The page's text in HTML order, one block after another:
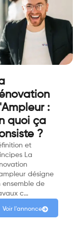
:
quoi ça
?
et
La
désigne
ensemble de
c…
Voir l'annonce